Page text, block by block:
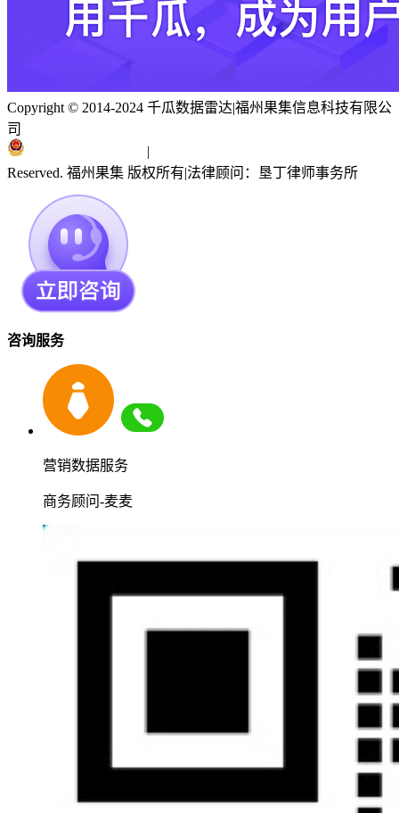
Copyright © 2014-2024 千瓜数据雷达|福州果集信息科技有限公
司
|
Reserved. 福州果集 版权所有|法律顾问：垦丁律师事务所
咨询服务
营销数据服务
商务顾问-麦麦